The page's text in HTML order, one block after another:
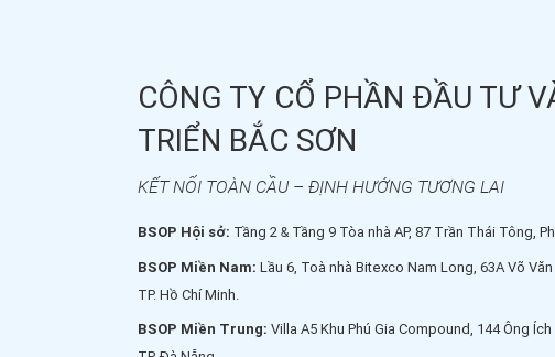
ngay cả khi chương trình
EB-5 hết hạn hoặc có
điều chỉnh. Trong phần
bà Nguyễn Hoàng
Phương - Giám đốc điều
rõ các vấn đề liên quan
để nhà đầu tư nắm rõ
thông tin và có thể đưa
tùy thuộc diện di trú,
mô gia đình, bang định
số này tương đương
tỷ đồng, một khoản đầu
tư đáng kể cho tương lai.
CÔNG TY CỔ PHẦN ĐẦU TƯ
TRIỂN BẮC SƠN
KẾT NỐI TOÀN CẦU – ĐỊNH HƯỚNG TƯƠNG LAI
BSOP Hội sở: Tầng 2 & Tầng 9 Tòa nhà AP, 87 Trần Thái Tông,
BSOP Miền Nam: Lầu 6, Toà nhà Bitexco Nam Long, 63A Võ
TP. Hồ Chí Minh.
BSOP Miền Trung: Villa A5 Khu Phú Gia Compound, 144 Ông